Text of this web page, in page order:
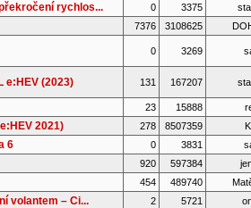
rychlos... 0 3375
7376 3108625
0 3269
e:HEV (2023) 131 167207
23 15888
2021) 278 8507359
6 0 3831
920 597384
454 489740
volantem – Ci... 2 5721